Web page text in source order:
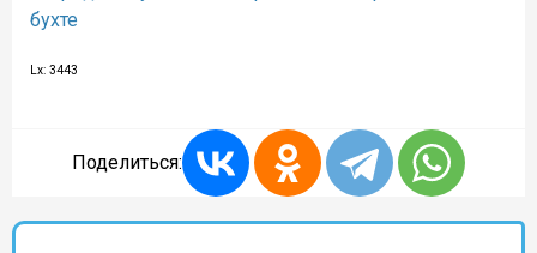
бухте
Lx: 3443
Поделиться: